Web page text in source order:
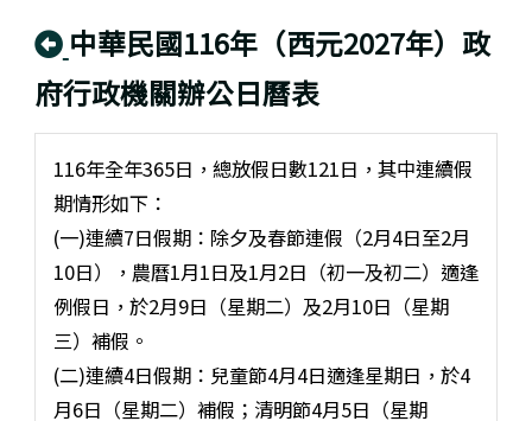
回上頁
中華民國116年（西元2027年）政
府行政機關辦公日曆表
116年全年365日，總放假日數121日，其中連續假
期情形如下：
(一)連續7日假期：除夕及春節連假（2月4日至2月
10日），農曆1月1日及1月2日（初一及初二）適逢
例假日，於2月9日（星期二）及2月10日（星期
三）補假。
(二)連續4日假期：兒童節4月4日適逢星期日，於4
月6日（星期二）補假；清明節4月5日（星期